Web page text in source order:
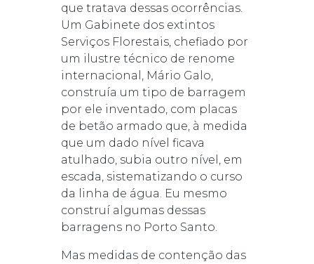
que tratava dessas ocorrências.
Um Gabinete dos extintos
Serviços Florestais, chefiado por
um ilustre técnico de renome
internacional, Mário Galo,
construía um tipo de barragem
por ele inventado, com placas
de betão armado que, à medida
que um dado nível ficava
atulhado, subia outro nível, em
escada, sistematizando o curso
da linha de água. Eu mesmo
construí algumas dessas
barragens no Porto Santo.
Mas medidas de contenção das